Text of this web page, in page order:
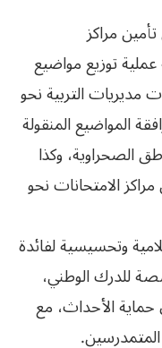
مراكز
توزيع مواضيع
مديريات التربية نحو
المواضيع المنقولة
الصحراوية، وكذا
الامتحانات نحو
وتحسيسية لفائدة
للدرك الوطني،
الأحداث، مع